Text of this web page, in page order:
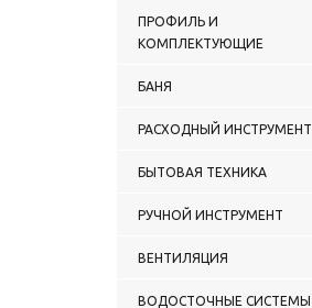
ПРОФИЛЬ И
КОМПЛЕКТУЮЩИЕ
БАНЯ
РАСХОДНЫЙ ИНСТРУМЕНТ
БЫТОВАЯ ТЕХНИКА
РУЧНОЙ ИНСТРУМЕНТ
ВЕНТИЛЯЦИЯ
ВОДОСТОЧНЫЕ СИСТЕМЫ